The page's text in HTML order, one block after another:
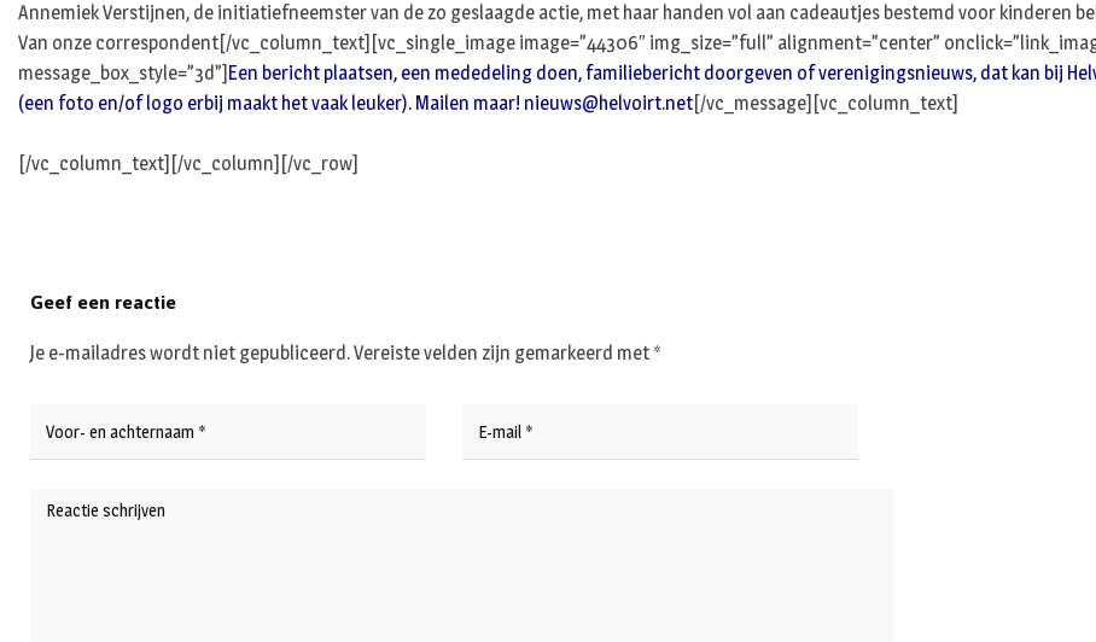
Annemiek Verstijnen, de initiatiefneemster van de zo geslaagde actie, met haar handen vol aan cadeautjes bestemd voor kinderen
Van onze correspondent[/vc_column_text][vc_single_image image=”44306″ img_size=”full” alignment=”center”
message_box_style=”3d”] Een bericht plaatsen, een mededeling doen, familiebericht doorgeven of verenigingsnieuws, dat kan bij
(een foto en/of logo erbij maakt het vaak leuker). Mailen maar! nieuws@helvoirt.net[/vc_message][vc_column_text]
[/vc_column_text][/vc_column][/vc_row]
Geef een reactie
Je e-mailadres wordt niet gepubliceerd.Vereiste velden zijn gemarkeerd met *